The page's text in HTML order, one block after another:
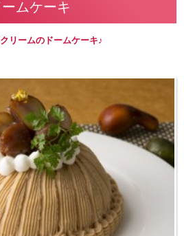
ムケーキ
リームのドームケーキ♪